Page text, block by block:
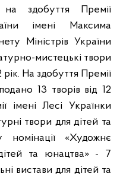
на здобуття Премії
імені Максима
Міністрів України
мистецькі твори
На здобуття Премії
13 творів від 12
імені Лесі Українки
твори для дітей та
«Художнє
та юнацтва» - 7
вистави для дітей та